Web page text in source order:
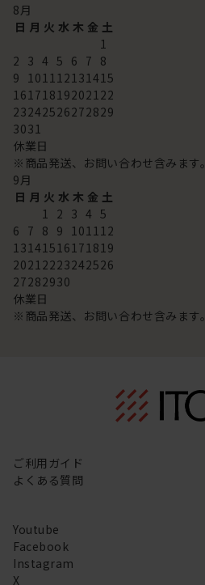
8 月
日 月 火 水 木 金 土
1
2 3 4 5 6 7 8
9
10 11 12 13 14 15
16 17 18 192021 22
23242526272829
3031
休業日
※商品発送、お問い合わせ含みます。
9 月
日 月 火 水 木 金 土
1
2 3 4 5
6 7 8 9 10 11 12
13 14 15 16 17 18 19
2021 2223242526
27282930
休業日
※商品発送、お問い合わせ含みます。
ご利用ガイド
よくある質問
Youtube
Facebook
Instagram
X